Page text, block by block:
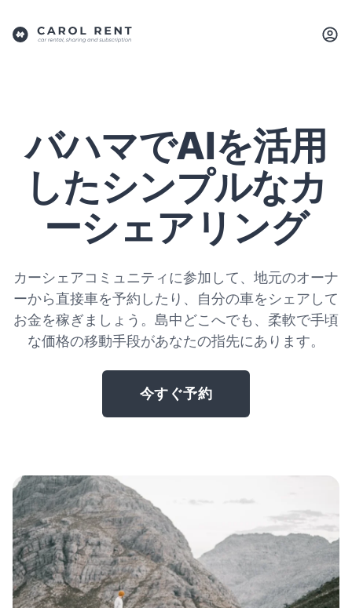
バハマでAIを活用
したシンプルなカ
ーシェアリング
カーシェアコミュニティに参加して、地元のオーナ
ーから直接車を予約したり、自分の車をシェアして
お金を稼ぎましょう。島中どこへでも、柔軟で手頃
な価格の移動手段があなたの指先にあります。
今すぐ予約